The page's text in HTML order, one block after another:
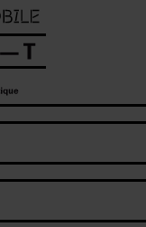
des cookies